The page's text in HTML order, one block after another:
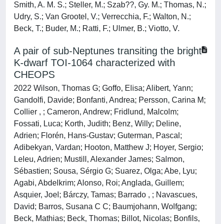
Smith, A. M. S.; Steller, M.; Szab??, Gy. M.; Thomas, N.;
Udry, S.; Van Grootel, V.; Verrecchia, F.; Walton, N.;
Beck, T.; Buder, M.; Ratti, F.; Ulmer, B.; Viotto, V.
A pair of sub-Neptunes transiting the bright
K-dwarf TOI-1064 characterized with
CHEOPS
2022 Wilson, Thomas G; Goffo, Elisa; Alibert, Yann;
Gandolfi, Davide; Bonfanti, Andrea; Persson, Carina M;
Collier , ; Cameron, Andrew; Fridlund, Malcolm;
Fossati, Luca; Korth, Judith; Benz, Willy; Deline,
Adrien; Florén, Hans-Gustav; Guterman, Pascal;
Adibekyan, Vardan; Hooton, Matthew J; Hoyer, Sergio;
Leleu, Adrien; Mustill, Alexander James; Salmon,
Sébastien; Sousa, Sérgio G; Suarez, Olga; Abe, Lyu;
Agabi, Abdelkrim; Alonso, Roi; Anglada, Guillem;
Asquier, Joel; Bárczy, Tamas; Barrado , ; Navascues,
David; Barros, Susana C C; Baumjohann, Wolfgang;
Beck, Mathias; Beck, Thomas; Billot, Nicolas; Bonfils,